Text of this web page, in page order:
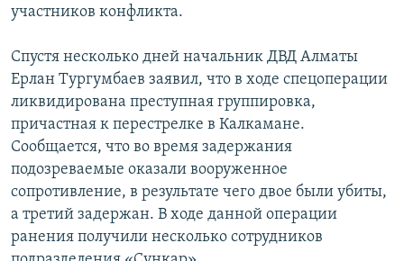
участников конфликта.
Спустя несколько дней начальник ДВД Алматы
Ерлан Тургумбаев заявил, что в ходе спецоперации
ликвидирована преступная группировка,
причастная к перестрелке в Калкамане.
Сообщается, что во время задержания
подозреваемые оказали вооруженное
сопротивление, в результате чего двое были убиты,
а третий задержан. В ходе данной операции
ранения получили несколько сотрудников